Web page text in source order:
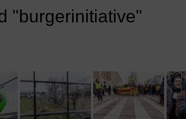
"burgerinitiative"